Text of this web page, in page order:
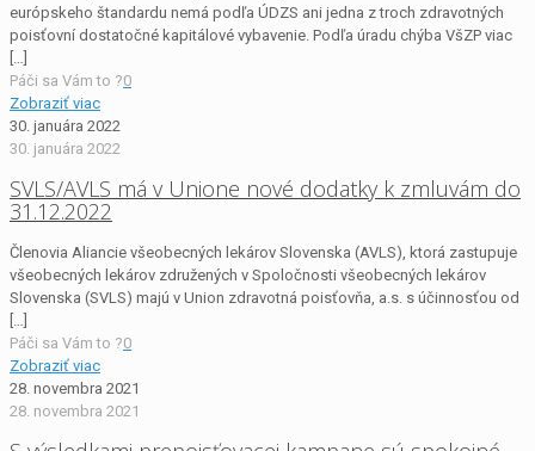
európskeho štandardu nemá podľa ÚDZS ani jedna z troch zdravotných
poisťovní dostatočné kapitálové vybavenie. Podľa úradu chýba VšZP viac
Páči sa Vám to ?0
Zobraziť viac
30. januára 2022
30. januára 2022
SVLS/AVLS má v Unione nové dodatky k zmluvám do
31.12.2022
Členovia Aliancie všeobecných lekárov Slovenska (AVLS), ktorá zastupuje
všeobecných lekárov združených v Spoločnosti všeobecných lekárov
Slovenska (SVLS) majú v Union zdravotná poisťovňa, a.s. s účinnosťou od
Páči sa Vám to ?0
Zobraziť viac
28. novembra 2021
28. novembra 2021